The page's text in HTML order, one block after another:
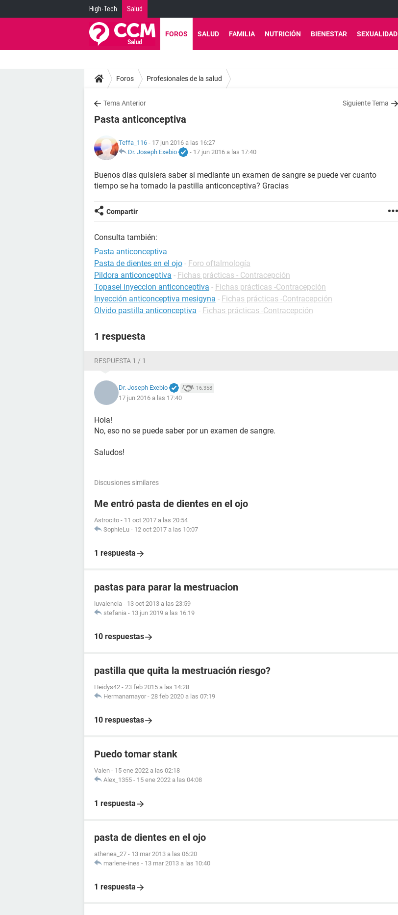
High-Tech Salud
FOROS SALUD FAMILIA NUTRICIÓN BIENESTAR SEXUALIDAD
Foros Profesionales de la salud
Tema Anterior Siguiente Tema
Pasta anticonceptiva
Teffa_116 - 17 jun 2016 a las 16:27
Dr. Joseph Exebio
- 17 jun 2016 a las 17:40
Buenos días quisiera saber si mediante un examen de sangre se puede ver cuanto
tiempo se ha tomado la pastilla anticonceptiva? Gracias
Compartir
Consulta también:
Pasta anticonceptiva
Pasta de dientes en el ojo - Foro oftalmología
Pildora anticonceptiva - Fichas prácticas - Contracepción
Topasel inyeccion anticonceptiva - Fichas prácticas -Contracepción
Inyección anticonceptiva mesigyna - Fichas prácticas -Contracepción
Olvido pastilla anticonceptiva - Fichas prácticas -Contracepción
1 respuesta
RESPUESTA 1 / 1
Dr. Joseph Exebio 16.358
17 jun 2016 a las 17:40
Hola!
No, eso no se puede saber por un examen de sangre.
Saludos!
Discusiones similares
Me entró pasta de dientes en el ojo
Astrocito - 11 oct 2017 a las 20:54
SophieLu - 12 oct 2017 a las 10:07
1 respuesta
pastas para parar la mestruacion
luvalencia - 13 oct 2013 a las 23:59
stefania - 13 jun 2019 a las 16:19
10 respuestas
pastilla que quita la mestruación riesgo?
Heidys42 - 23 feb 2015 a las 14:28
Hermanamayor - 28 feb 2020 a las 07:19
10 respuestas
Puedo tomar stank
Valen - 15 ene 2022 a las 02:18
Alex_1355 - 15 ene 2022 a las 04:08
1 respuesta
pasta de dientes en el ojo
athenea_27 - 13 mar 2013 a las 06:20
marlene-ines - 13 mar 2013 a las 10:40
1 respuesta